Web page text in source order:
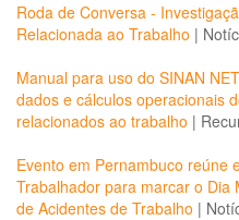
Roda de Conversa -
Relacionada ao Trabalho |
Manual para uso do SINAN
dados e cálculos operacionais
relacionados ao trabalho |
Evento em Pernambuco reúne
Trabalhador para marcar o Dia
de Acidentes de Trabalho |